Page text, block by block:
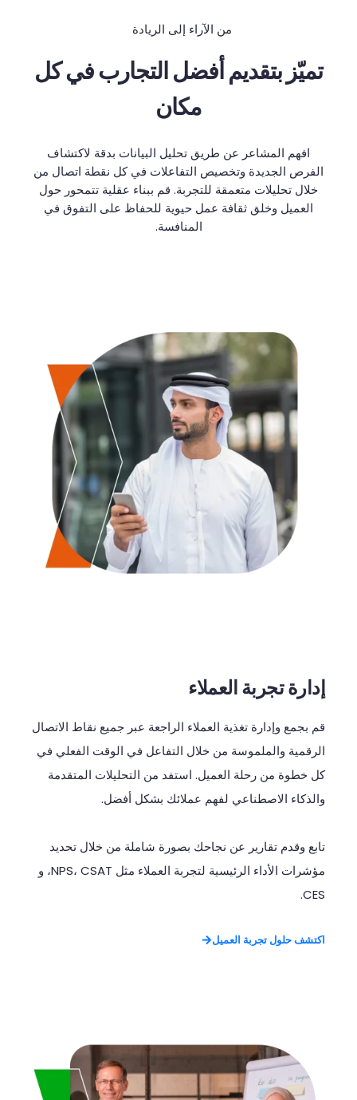
من الآراء إلى الريادة
تميّز بتقديم أفضل التجارب في كل
مكان
افهم المشاعر عن طريق تحليل البيانات بدقة لاكتشاف
الفرص الجديدة وتخصيص التفاعلات في كل نقطة اتصال من
خلال تحليلات متعمقة للتجربة. قم ببناء عقلية تتمحور حول
العميل وخلق ثقافة عمل حيوية للحفاظ على التفوق في
المنافسة.
إدارة تجربة العملاء
قم بجمع وإدارة تغذية العملاء الراجعة عبر جميع نقاط الاتصال
الرقمية والملموسة من خلال التفاعل في الوقت الفعلي في
كل خطوة من رحلة العميل. استفد من التحليلات المتقدمة
والذكاء الاصطناعي لفهم عملائك بشكل أفضل.
تابع وقدم تقارير عن نجاحك بصورة شاملة من خلال تحديد
مؤشرات الأداء الرئيسية لتجربة العملاء مثل ، CSAT ، و
CES.
اكتشف حلول تجربة العميل